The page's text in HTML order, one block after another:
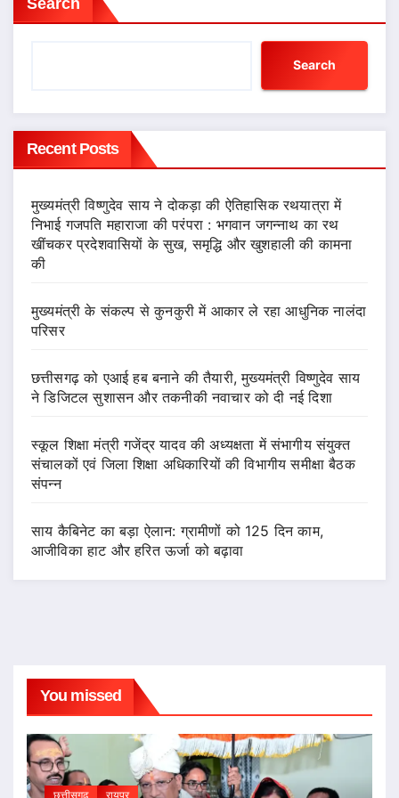
Search
Recent Posts
मुख्यमंत्री विष्णुदेव साय ने दोकड़ा की ऐतिहासिक रथयात्रा में
निभाई गजपति महाराजा की परंपरा : भगवान जगन्नाथ का रथ
खींचकर प्रदेशवासियों के सुख, समृद्धि और खुशहाली की कामना
की
मुख्यमंत्री के संकल्प से कुनकुरी में आकार ले रहा आधुनिक नालंदा
परिसर
छत्तीसगढ़ को एआई हब बनाने की तैयारी, मुख्यमंत्री विष्णुदेव साय
ने डिजिटल सुशासन और तकनीकी नवाचार को दी नई दिशा
स्कूल शिक्षा मंत्री गजेंद्र यादव की अध्यक्षता में संभागीय संयुक्त
संचालकों एवं जिला शिक्षा अधिकारियों की विभागीय समीक्षा बैठक
संपन्न
साय कैबिनेट का बड़ा ऐलान: ग्रामीणों को 125 दिन काम,
आजीविका हाट और हरित ऊर्जा को बढ़ावा
You missed
छत्तीसगढ़ रायपुर